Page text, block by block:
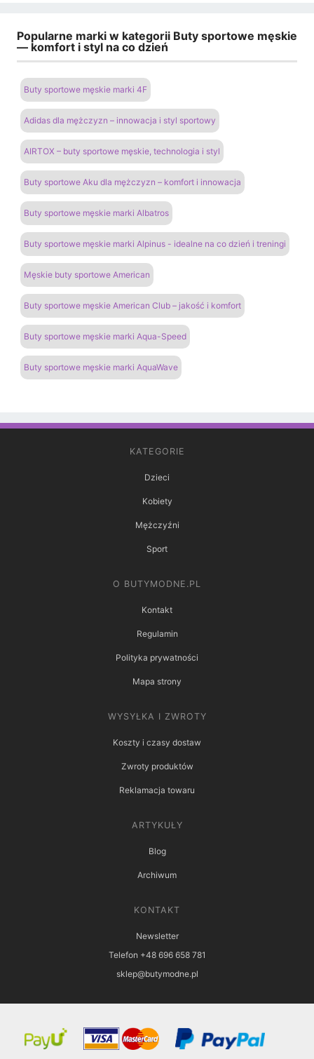
Popularne marki w kategorii Buty sportowe męskie
— komfort i styl na co dzień
Buty sportowe męskie marki 4F
Adidas dla mężczyzn – innowacja i styl sportowy
AIRTOX – buty sportowe męskie, technologia i styl
Buty sportowe Aku dla mężczyzn – komfort i innowacja
Buty sportowe męskie marki Albatros
Buty sportowe męskie marki Alpinus - idealne na co dzień i treningi
Męskie buty sportowe American
Buty sportowe męskie American Club – jakość i komfort
Buty sportowe męskie marki Aqua-Speed
Buty sportowe męskie marki AquaWave
KATEGORIE
Dzieci
Kobiety
Mężczyźni
Sport
O BUTYMODNE.PL
Kontakt
Regulamin
Polityka prywatności
Mapa strony
WYSYŁKA I ZWROTY
Koszty i czasy dostaw
Zwroty produktów
Reklamacja towaru
ARTYKUŁY
Blog
Archiwum
KONTAKT
Newsletter
Telefon +48 696 658 781
sklep@butymodne.pl